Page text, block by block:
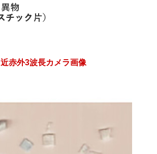
近赤外3波長カメラ画像